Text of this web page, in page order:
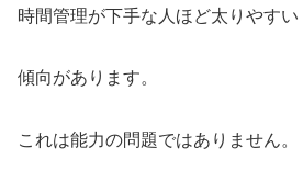
時間管理が下手な人ほど太りやすい
傾向があります。
これは能力の問題ではありません。